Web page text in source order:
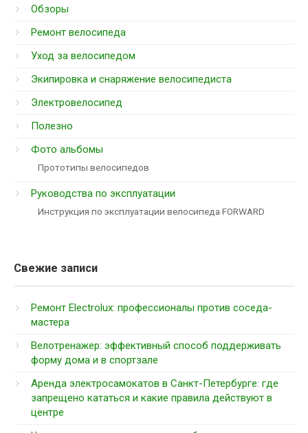
Обзоры
Ремонт велосипеда
Уход за велосипедом
Экипировка и снаряжение велосипедиста
Электровелосипед
Полезно
Фото альбомы
Прототипы велосипедов
Руководства по эксплуатации
Инструкция по эксплуатации велосипеда FORWARD
Свежие записи
Ремонт Electrolux: профессионалы против соседа-
мастера
Велотренажер: эффективный способ поддерживать
форму дома и в спортзале
Аренда электросамокатов в Санкт-Петербурге: где
запрещено кататься и какие правила действуют в
центре